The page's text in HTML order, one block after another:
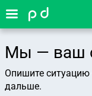
Мы — ваш
Опишите
дальше.